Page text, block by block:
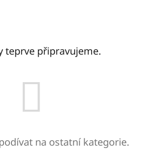
teprve připravujeme.
na ostatní kategorie.